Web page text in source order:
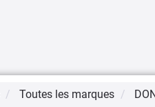
Toutes les marques